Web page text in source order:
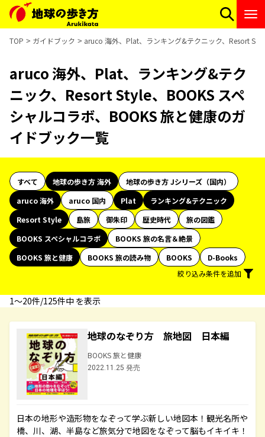
TOP ガイドブック aruco 海外、Plat、ランキング&テクニック、Resort
aruco 海外、Plat、ランキング&テク
ニック、Resort Style、BOOKS スペ
シャルコラボ、BOOKS 旅と健康のガ
イドブック一覧
すべて 地球の歩き方 海外
地球の歩き方 Jシリーズ（国内）
aruco 海外
aruco 国内 Plat
ランキング&テクニック
Resort Style
島旅 御朱印 歴史時代
旅の図鑑
BOOKS スペシャルコラボ
BOOKS 旅の名言＆絶景
BOOKS 旅と健康
BOOKS 旅の読み物 BOOKS
D-Books
絞り込み条件を追加
1〜20件/125件中 を表示
地球のなぞり方 旅地図 日本編
BOOKS 旅と健康
2022.11.25 発売
日本の地形や造形物をなぞって学ぶ新しい地図本！観光名所や
橋、川、湖、半島など旅気分で地図をなぞって脳もイキイキ！